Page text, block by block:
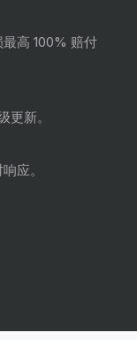
高 100% 赔付
更新。
应。